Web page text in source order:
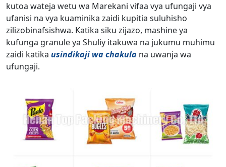
kutoa wateja wetu wa Marekani vifaa vya ufungaji vya
ufanisi na vya kuaminika zaidi kupitia suluhisho
zilizobinafsishwa. Katika siku zijazo, mashine ya
kufunga granule ya Shuliy itakuwa na jukumu muhimu
zaidi katika usindikaji wa chakula na uwanja wa
ufungaji.